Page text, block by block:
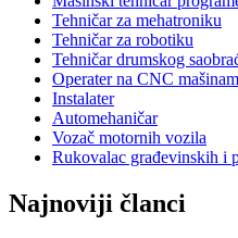
Tehničar za mehatroniku
Tehničar za robotiku
Tehničar drumskog
Operater na CNC
Instalater
Automehaničar
Vozač motornih vozila
Rukovalac građevinskih i
Najnoviji članci